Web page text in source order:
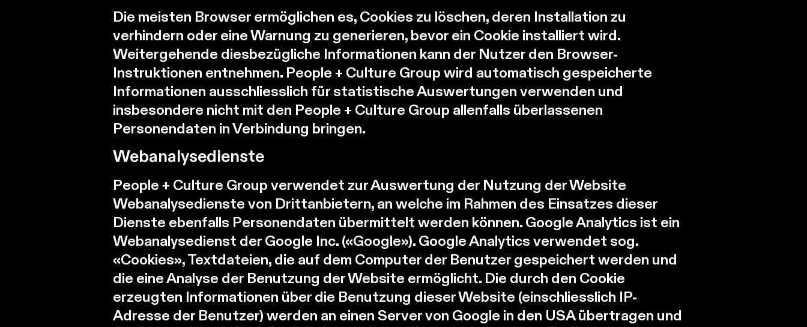
Die meisten Browser ermöglichen es, Cookies zu löschen, deren Installation zu
verhindern oder eine Warnung zu generieren, bevor ein Cookie installiert wird.
Weitergehende diesbezügliche Informationen kann der Nutzer den Browser-
Instruktionen entnehmen. People + Culture Group wird automatisch gespeicherte
Informationen ausschliesslich für statistische Auswertungen verwenden und
insbesondere nicht mit den People + Culture Group allenfalls überlassenen
Personendaten in Verbindung bringen.
Webanalysedienste
People + Culture Group verwendet zur Auswertung der Nutzung der Website
Webanalysedienste von Drittanbietern, an welche im Rahmen des Einsatzes dieser
Dienste ebenfalls Personendaten übermittelt werden können. Google Analytics ist ein
Webanalysedienst der Google Inc. («Google»). Google Analytics verwendet sog.
«Cookies», Textdateien, die auf dem Computer der Benutzer gespeichert werden und
die eine Analyse der Benutzung der Website ermöglicht. Die durch den Cookie
erzeugten Informationen über die Benutzung dieser Website (einschliesslich IP-
Adresse der Benutzer) werden an einen Server von Google in den USA übertragen und